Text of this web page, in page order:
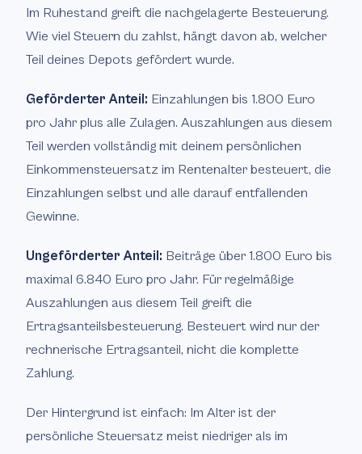
Im Ruhestand greift die nachgelagerte Besteuerung.
Wie viel Steuern du zahlst, hängt davon ab, welcher
Teil deines Depots gefördert wurde.
Geförderter Anteil: Einzahlungen bis 1.800 Euro
pro Jahr plus alle Zulagen. Auszahlungen aus diesem
Teil werden vollständig mit deinem persönlichen
Einkommensteuersatz im Rentenalter besteuert, die
Einzahlungen selbst und alle darauf entfallenden
Gewinne.
Ungeförderter Anteil: Beiträge über 1.800 Euro bis
maximal 6.840 Euro pro Jahr. Für regelmäßige
Auszahlungen aus diesem Teil greift die
Ertragsanteilsbesteuerung. Besteuert wird nur der
rechnerische Ertragsanteil, nicht die komplette
Zahlung.
Der Hintergrund ist einfach: Im Alter ist der
persönliche Steuersatz meist niedriger als im